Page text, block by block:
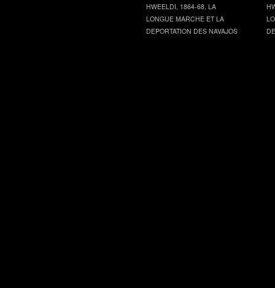
HWEELDI, 1864-68, LA
LONGUE MARCHE ET LA
DEPORTATION DES NAVAJOS